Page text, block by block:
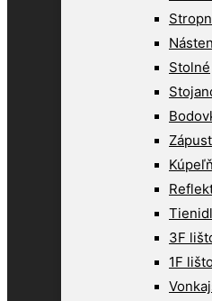
Stolné
3F
1F